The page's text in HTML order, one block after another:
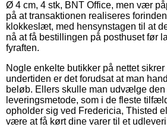
Ø 4 cm, 4 stk, BNT Office, men vær
på at transaktionen realiseres
klokkeslæt, med hensynstagen til at
nå at få bestillingen på posthuset før
fyraften.
Nogle enkelte butikker på nettet
undertiden er det forudsat at man
beløb. Ellers skulle man udvælge
leveringsmetode, som i de fleste
opholder sig ved Fredericia, Thisted
være at få kørt dine varer til et